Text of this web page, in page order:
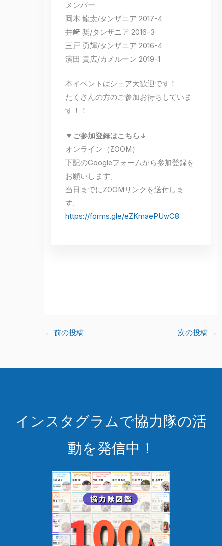
メンバー
岡本 龍太/タンザニア 2017-4
井﨑 奨/タンザニア 2016-3
三戸 勇輝/タンザニア 2016-4
濱田 貴広/カメルーン 2019-1
本イベントはシェア大歓迎です！
たくさんの方のご参加お待ちしていま
す！！
▼ご参加登録はこちら↓
オンライン（ZOOM）
下記のGoogleフォームから参加登録を
お願いします。
当日までにZOOMリンクを送付しま
す。
https://forms.gle/eZKmaePUwC8
← 前の投稿 次の投稿 →
インスタグラムで協力隊の活
動を発信中！